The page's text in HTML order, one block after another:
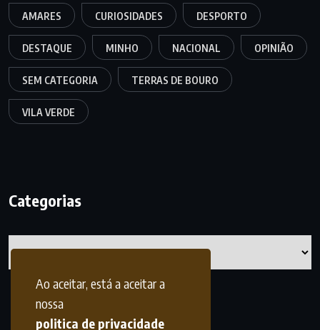
Ao aceitar, está a aceitar a
nossa
politica de privacidade
AMARES CURIOSIDADES DESPORTO
DESTAQUE MINHO NACIONAL OPINIÃO
SEM CATEGORIA TERRAS DE BOURO
VILA VERDE
Categorias